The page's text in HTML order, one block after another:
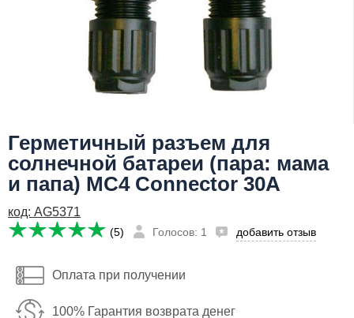
Герметичный разъем для
солнечной батареи (пара: мама
и папа) MC4 Connector 30А
код: AG5371
(5) Голосов: 1 добавить отзыв
Оплата при получении
100% Гарантия возврата денег
*:
Сообщить о поступлении
470
Имя:
Email:
Я даю согласие на обработку персональных данных
Сообщить о поступлении